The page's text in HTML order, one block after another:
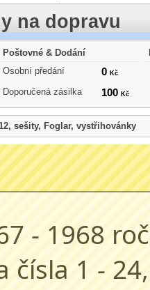
na dopravu
Poštovné & Dodání
Osobní předání
0 Kč
Doporučená zásilka 100 Kč
sešity, Foglar, vystřihovánky
- 1968
čísla 1 -